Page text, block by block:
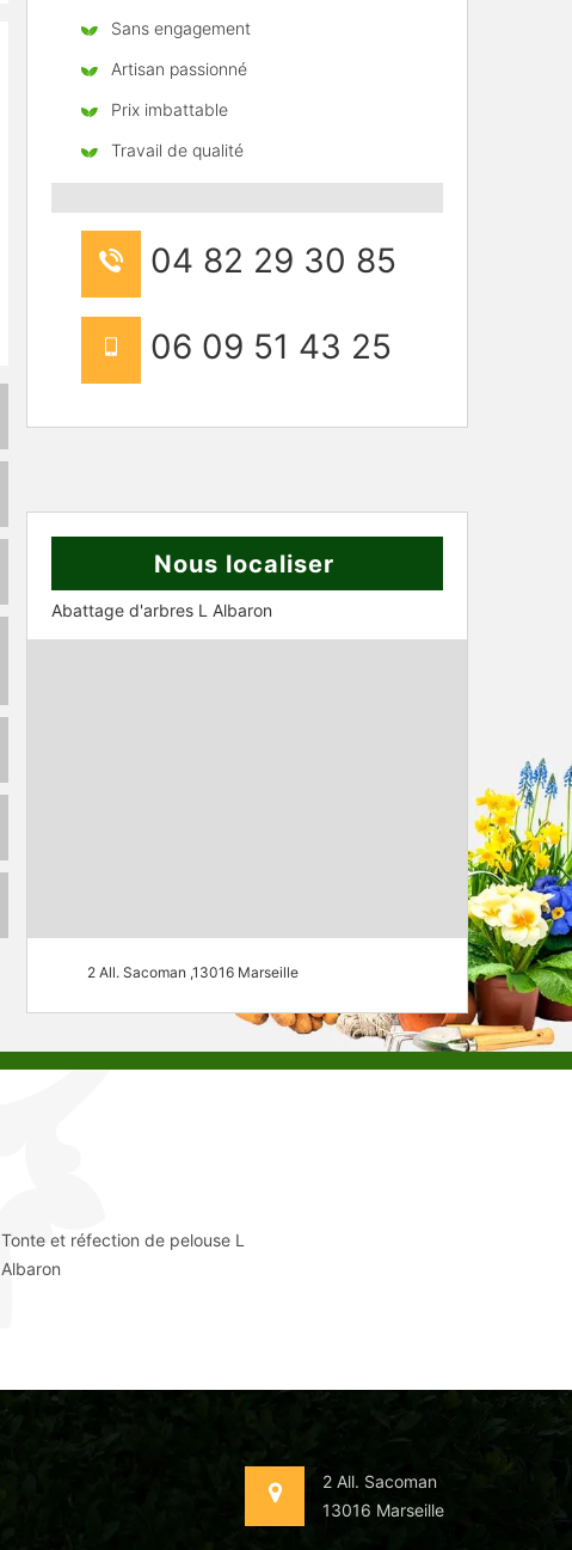
Sans engagement
Artisan passionné
Prix imbattable
Travail de qualité
04 82 29 30 85
06 09 51 43 25
Nous localiser
Abattage d'arbres L Albaron
2 All. Sacoman ,13016 Marseille
Tonte et réfection de pelouse L
Albaron
2 All. Sacoman
13016 Marseille